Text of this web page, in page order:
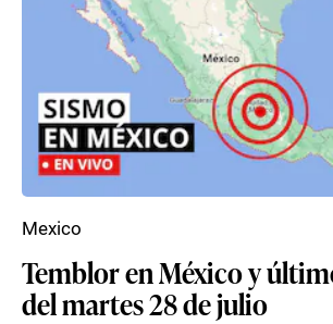
Temblor en México y
del martes 28 de julio
Mexico